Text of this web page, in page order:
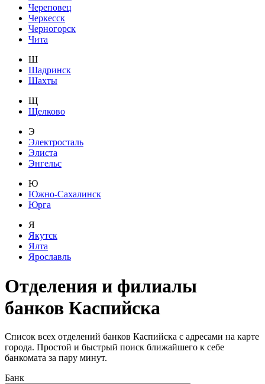
Череповец
Черкесск
Черногорск
Чита
Ш
Шадринск
Шахты
Щ
Щелково
Э
Электросталь
Элиста
Энгельс
Ю
Южно-Сахалинск
Юрга
Я
Якутск
Ялта
Ярославль
Отделения и филиалы
банков Каспийска
Список всех отделений банков Каспийска с адресами на карте
города. Простой и быстрый поиск ближайшего к себе
банкомата за пару минут.
Банк